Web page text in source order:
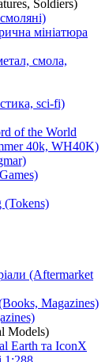
Soldiers)
мініатюра
смола,
sci-fi)
of the World
40k, WH40K)
(Tokens)
(Aftermarket
Magazines)
Models)
Earth та IconX